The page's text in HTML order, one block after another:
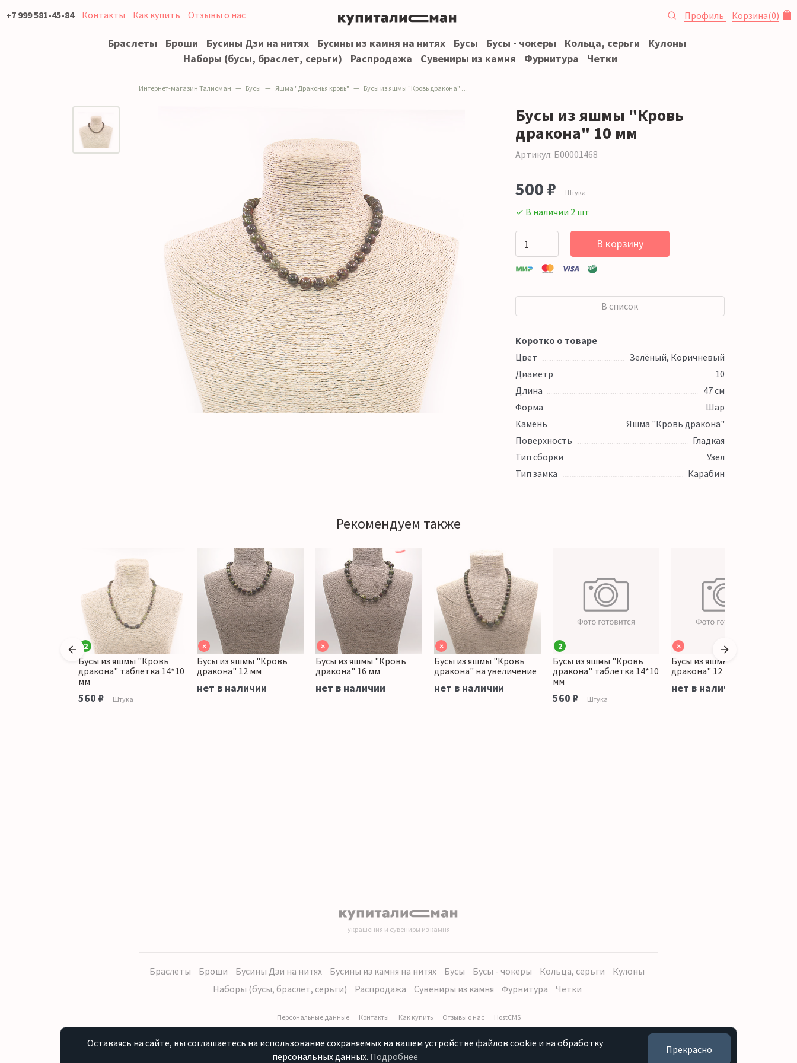
+7 999 581-45-84 Контакты Как купить Отзывы о нас Профиль Корзина(0)
Браслеты Броши Бусины Дзи на нитях Бусины из камня на нитях Бусы Бусы - чокеры Кольца, серьги
Кулоны
Наборы (бусы, браслет, серьги)
Распродажа Сувениры из камня Фурнитура Четки
Интернет-магазин Талисман Бусы Яшма "Драконья кровь" Бусы из яшмы "Кровь дракона" 10 мм
Бусы из яшмы "Кровь
дракона" 10 мм
Артикул: Б00001468
500 ₽ Штука
✓ В наличии 2 шт
В корзину
В список
Коротко о товаре
Цвет
Зелёный, Коричневый
Диаметр
10
Длина
47 см
Форма
Шар
Камень
Яшма "Кровь дракона"
Поверхность
Гладкая
Тип сборки
Узел
Тип замка
Карабин
Рекомендуем также
2
Бусы из яшмы "Кровь
дракона" таблетка 14*10
мм
560 ₽ Штука
×
Бусы из яшмы "Кровь
дракона" 12 мм
нет в наличии
×
Бусы из яшмы "Кровь
дракона" 16 мм
нет в наличии
×
Бусы из яшмы "Кровь
дракона" на увеличение
нет в наличии
2
Бусы из яшмы "Кровь
дракона" таблетка 14*10
мм
560 ₽ Штука
×
Бусы из яшмы "Кровь
дракона" 12 мм
нет в наличии
украшения и сувениры из камня
Браслеты Броши Бусины Дзи на нитях Бусины из камня на нитях Бусы Бусы - чокеры Кольца, серьги
Кулоны
Наборы (бусы, браслет, серьги)
Распродажа Сувениры из камня Фурнитура Четки
Персональные данные Контакты Как купить Отзывы о нас HostCMS
Оставаясь на сайте, вы соглашаетесь на использование сохраняемых на вашем устройстве файлов cookie и на обработку
персональных данных. Подробнее
Прекрасно